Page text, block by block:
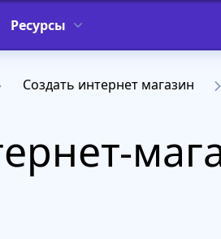
Ресурсы
Создать интернет магазин